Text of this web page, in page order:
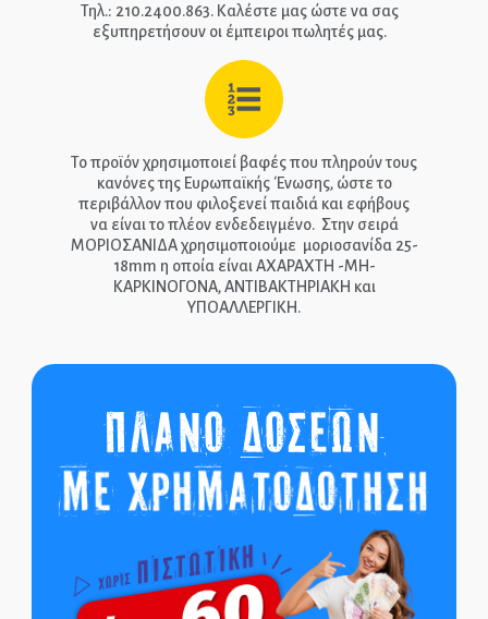
EPIPLEON
Τηλ.: 210.2400.863. Καλέστε μας ώστε να σας
εξυπηρετήσουν οι έμπειροι πωλητές μας.
Το προϊόν χρησιμοποιεί βαφές που πληρούν τους
κανόνες της Ευρωπαϊκής Ένωσης, ώστε το
περιβάλλον που φιλοξενεί παιδιά και εφήβους
να είναι το πλέον ενδεδειγμένο. Στην σειρά
ΜΟΡΙΟΣΑΝΙΔΑ χρησιμοποιούμε μοριοσανίδα 25-
18mm η οποία είναι ΑΧΑΡΑΧΤΗ -ΜΗ-
ΚΑΡΚΙΝΟΓΟΝΑ, ΑΝΤΙΒΑΚΤΗΡΙΑΚΗ και
ΥΠΟΑΛΛΕΡΓΙΚΗ.